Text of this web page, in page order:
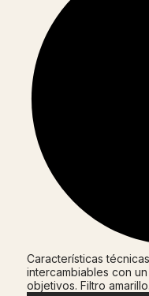
Características
intercambiables con
objetivos. Filtro amarillo.